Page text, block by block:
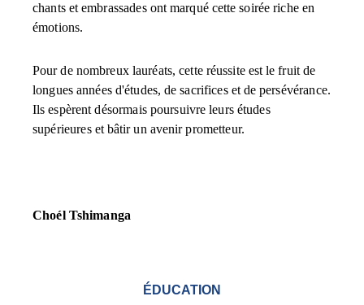
chants et embrassades ont marqué cette soirée riche en
émotions.
Pour de nombreux lauréats, cette réussite est le fruit de
longues années d'études, de sacrifices et de persévérance.
Ils espèrent désormais poursuivre leurs études
supérieures et bâtir un avenir prometteur.
Choél Tshimanga
ÉDUCATION